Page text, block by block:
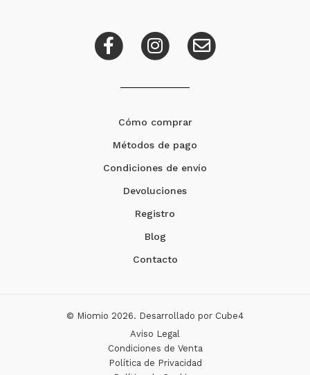
Cómo comprar
Métodos de pago
Condiciones de envío
Devoluciones
Registro
Blog
Contacto
© Miomio 2026. Desarrollado por Cube4
Aviso Legal
Condiciones de Venta
Política de Privacidad